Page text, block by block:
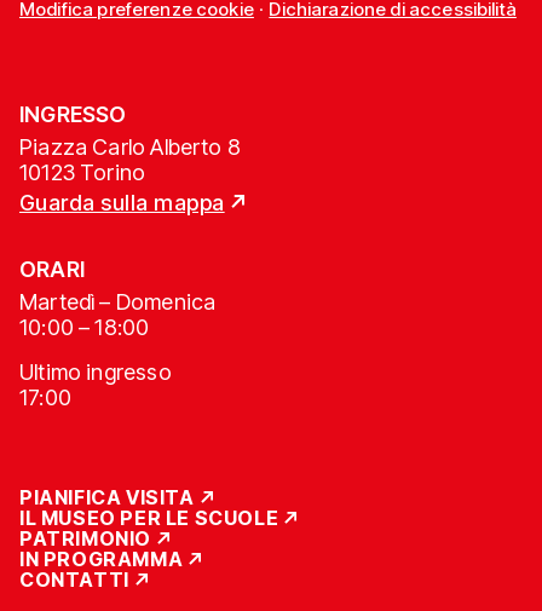
Modifica preferenze cookie· Dichiarazione di accessibilità
INGRESSO
Piazza Carlo Alberto 8
10123 Torino
Guarda sulla mappa
ORARI
Martedì – Domenica
10:00 – 18:00
Ultimo ingresso
17:00
PIANIFICA VISITA
IL MUSEO PER LE SCUOLE
PATRIMONIO
IN PROGRAMMA
CONTATTI